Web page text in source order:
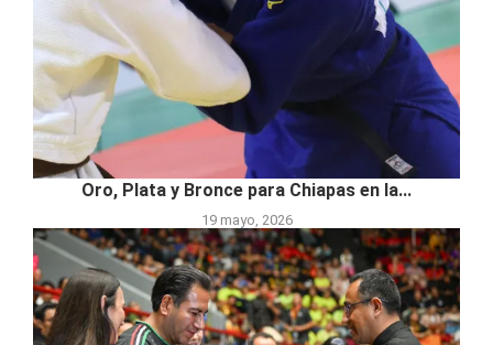
Oro, Plata y Bronce para Chiapas en la...
19 mayo, 2026